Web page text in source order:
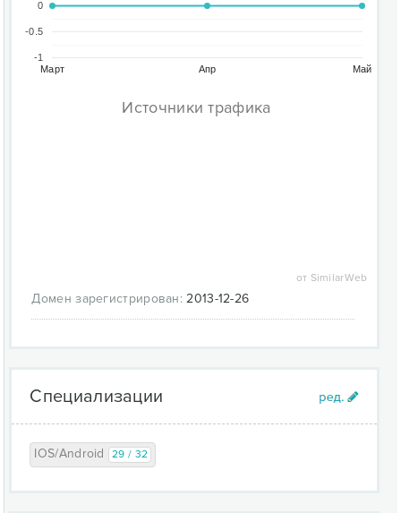
Март Апр Май
-1
-0.5
0
Источники трафика
от SimilarWeb
Домен зарегистрирован: 2013-12-26
Специализации
IOS/Android 29 / 32